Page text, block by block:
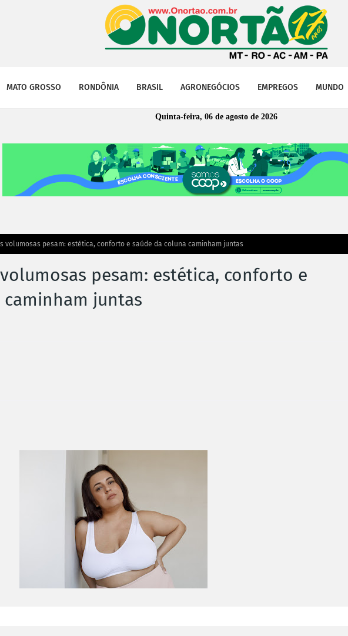
MATO GROSSO RONDÔNIA BRASIL AGRONEGÓCIOS EMPREGOS MUNDO
Quinta-feira, 06 de agosto de 2026
volumosas pesam: estética, conforto e saúde da coluna caminham juntas
pesam: estética, conforto e
juntas